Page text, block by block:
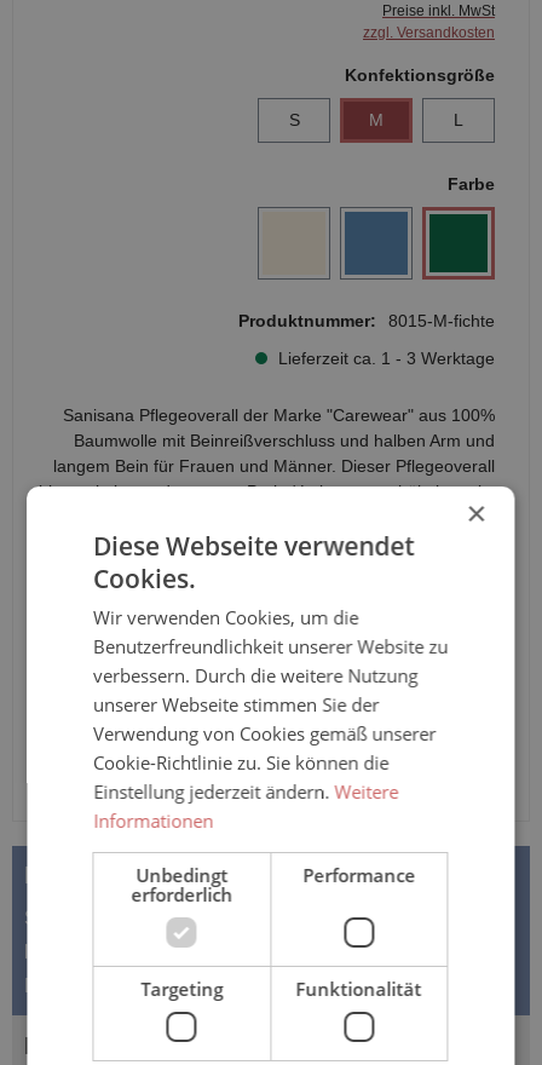
Preise inkl. MwSt
zzgl. Versandkosten
Produktnummer:
8015-M-fichte
Lieferzeit ca. 1 - 3 Werktage
Sanisana Pflegeoverall der Marke "Carewear" aus 100%
Baumwolle mit Beinreißverschluss und halben Arm und
langem Bein für Frauen und Männer. Dieser Pflegeoverall
bietet ein besonders gutes Preis / Leistungsverhältnis, er ist
in verschiedenen Farben erhältlich.
Farbe
Konfektionsgröße
S M L
Anzahl
In den Warenkorb
BESCHREIBUNG
Sanisana CAREWEAR – Pflegeoverall 8015 – mit
langem Bein und kurzem Arm – für Damen und Herren
Der Pflegeoverall der Marke…
Mehr
BEWERTUNGEN
×
Diese Webseite verwendet
Cookies.
Wir verwenden Cookies, um die
Benutzerfreundlichkeit unserer Website zu
verbessern. Durch die weitere Nutzung
unserer Webseite stimmen Sie der
Verwendung von Cookies gemäß unserer
Cookie-Richtlinie zu. Sie können die
Einstellung jederzeit ändern.Weitere
Informationen
Unbedingt
erforderlich
Performance
Targeting Funktionalität